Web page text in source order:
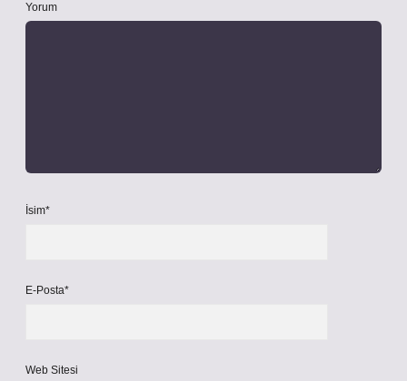
Yorum
İsim*
E-Posta*
Web Sitesi